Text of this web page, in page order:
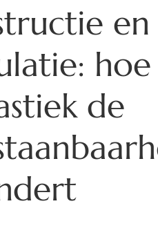
en
hoe
de